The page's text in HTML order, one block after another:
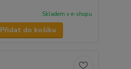
Skladem v e-shopu
Přidat do košíku